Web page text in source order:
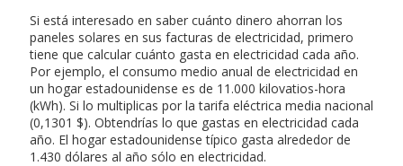
Si está interesado en saber cuánto dinero ahorran los
paneles solares en sus facturas de electricidad, primero
tiene que calcular cuánto gasta en electricidad cada año.
Por ejemplo, el consumo medio anual de electricidad en
un hogar estadounidense es de 11.000 kilovatios-hora
(kWh). Si lo multiplicas por la tarifa eléctrica media nacional
(0,1301 $). Obtendrías lo que gastas en electricidad cada
año. El hogar estadounidense típico gasta alrededor de
1.430 dólares al año sólo en electricidad.